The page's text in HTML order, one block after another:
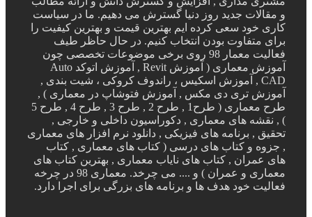
و مقالات جدید روز دنیا گسترش می دهیم. ما در سیاست
کاری خود سعی کرده ایم بهترین قیمت و بهترین کیفیت را
برای متفاوت بودن انتخاب کنیم. در حال حاظر طیف
فعالیت معمار 98 روی برخی موضوعات تخصصی چون
آموزش معماری ( آموزش Revit , آموزش اتوکد Auto
CAD , آموزش اسکیس ، راندوف کروکی ، شیت بندی ,
آموزش تری دی مکس , آموزش فتوشاپ در معماری ) ,
طرح معماری ( طرح1 , طرح 2 , طرح 3 , طرح 4 , طرح 5
) , نقشه های معماری , دکوراسیون داخلی و خارجی ,
تحقیق , برنامه های فیزیکی , دانلود نرم افزار های معماری
, جزوه و کتاب های درسی ( کتاب های معماری , کتاب
های عمران , کتاب های نایاب معماری , بهترین کتاب های
معماری و عمران ) و .... می چرخد. معماری 98 در چرخه
فعالیت خود هدف ها و برنامه های بزرگی برای اجرا دارد.